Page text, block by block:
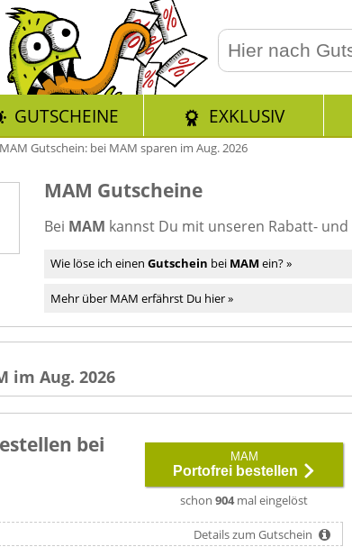
GUTSCHEINE EXKLUSIV
MAM Gutschein: bei MAM sparen im Aug. 2026
MAM Gutscheine
Bei MAM kannst Du mit unseren Rabatt- und
Wie löse ich einen Gutschein bei MAM ein? »
Mehr über MAM erfährst Du hier »
im Aug. 2026
bei
MAM
Portofrei bestellen
schon 904mal eingelöst
Details zum Gutschein